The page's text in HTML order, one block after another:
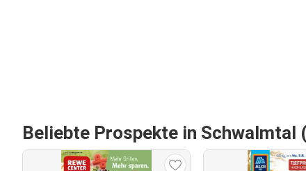
Beliebte Prospekte in